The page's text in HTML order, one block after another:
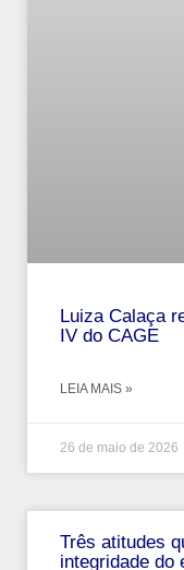
Luiza Calaça
IV do CAGE
LEIA MAIS »
26 de maio de 2026
Três atitudes
integridade do